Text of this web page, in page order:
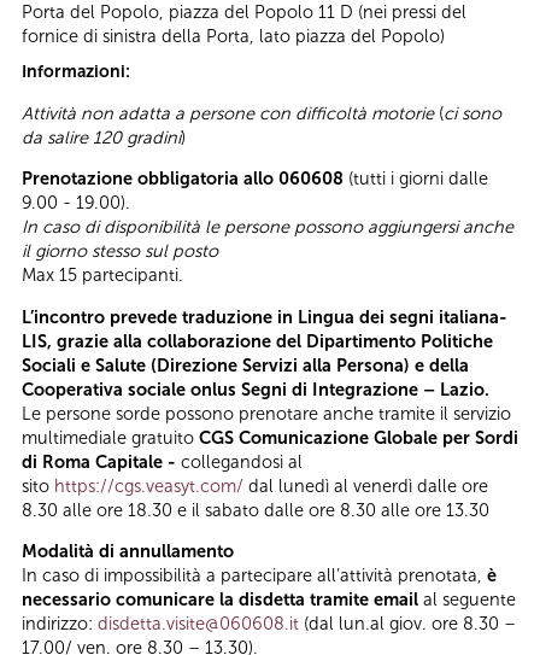
Porta del Popolo, piazza del Popolo 11 D (nei pressi del
fornice di sinistra della Porta, lato piazza del Popolo)
Informazioni:
Attività non adatta a persone con difficoltà motorie(ci sono
da salire 120 gradini)
Prenotazione obbligatoria allo 060608 (tutti i giorni dalle
9.00 - 19.00).
In caso di disponibilità le persone possono aggiungersi anche
il giorno stesso sul posto
Max 15 partecipanti.
L’incontro prevede traduzione in Lingua dei segni italiana-
LIS, grazie alla collaborazione del Dipartimento Politiche
Sociali e Salute (Direzione Servizi alla Persona) e della
Cooperativa sociale onlus Segni di Integrazione – Lazio.
Le persone sorde possono prenotare anche tramite il servizio
multimediale gratuito CGS Comunicazione Globale per Sordi
di Roma Capitale - collegandosi al
sito https://cgs.veasyt.com/ dal lunedì al venerdì dalle ore
8.30 alle ore 18.30 e il sabato dalle ore 8.30 alle ore 13.30
Modalità di annullamento
In caso di impossibilità a partecipare all’attività prenotata, è
necessario comunicare la disdetta tramite email al seguente
indirizzo: disdetta.visite@060608.it (dal lun.al giov. ore 8.30 –
17.00/ ven. ore 8.30 – 13.30).